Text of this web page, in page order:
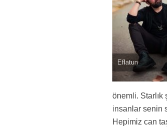
Eflatun
önemli. Starlık
insanlar senin
Hepimiz can